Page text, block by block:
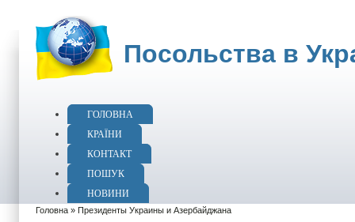
Посольства в
ГОЛОВНА
КРАЇНИ
КОНТАКТ
ПОШУК
НОВИНИ
Головна » Президенты Украины и Азербайджана